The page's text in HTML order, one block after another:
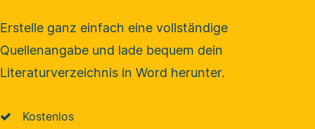
Erstelle ganz einfach eine vollständige
Quellenangabe und lade bequem dein
Literaturverzeichnis in Word herunter.
Kostenlos